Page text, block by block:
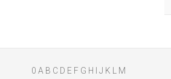
0 A B C D E F G H J K M